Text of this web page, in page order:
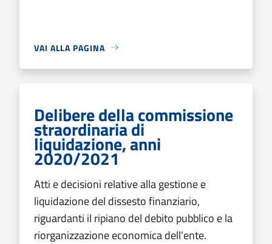
VAI ALLA PAGINA
Delibere della commissione
straordinaria di
liquidazione, anni
2020/2021
Atti e decisioni relative alla gestione e
liquidazione del dissesto finanziario,
riguardanti il ripiano del debito pubblico e la
riorganizzazione economica dell'ente.